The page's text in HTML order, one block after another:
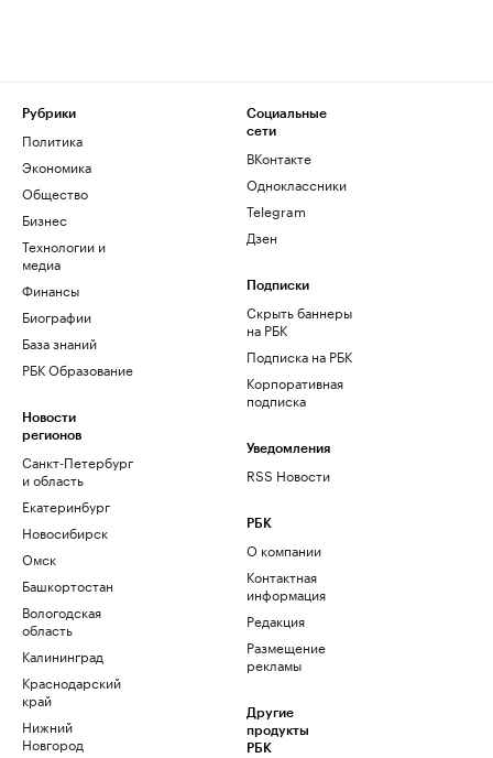
Рубрики
Политика
Экономика
Общество
Бизнес
Технологии и
медиа
Финансы
Биографии
База знаний
РБК Образование
Новости
регионов
Санкт-Петербург
и область
Екатеринбург
Новосибирск
Омск
Башкортостан
Вологодская
область
Калининград
Краснодарский
край
Нижний
Новгород
Социальные
сети
ВКонтакте
Одноклассники
Telegram
Дзен
Подписки
Скрыть баннеры
на РБК
Подписка на РБК
Корпоративная
подписка
Уведомления
RSS Новости
РБК
О компании
Контактная
информация
Редакция
Размещение
рекламы
Другие
продукты
РБК